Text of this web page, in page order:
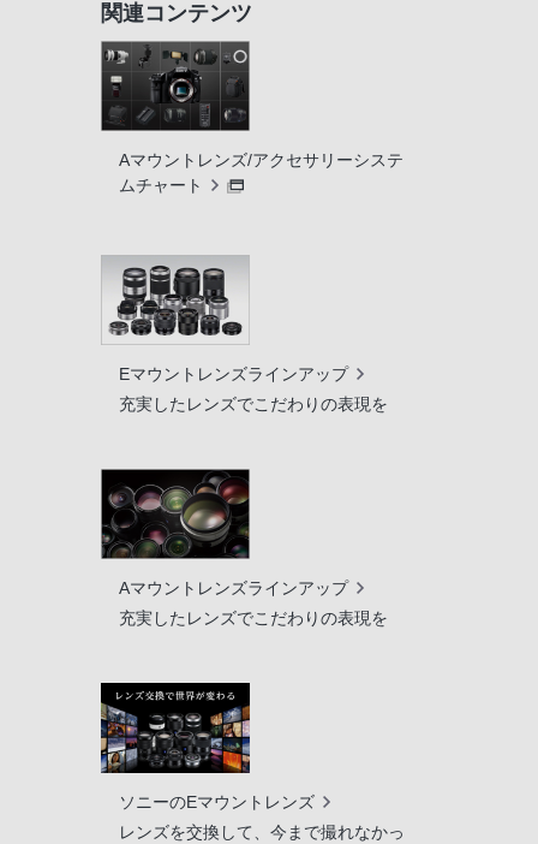
関連コンテンツ
Aマウントレンズ/アクセサリーシステ
ムチャート
Eマウントレンズラインアップ
充実したレンズでこだわりの表現を
Aマウントレンズラインアップ
充実したレンズでこだわりの表現を
ソニーのEマウントレンズ
レンズを交換して、今まで撮れなかっ